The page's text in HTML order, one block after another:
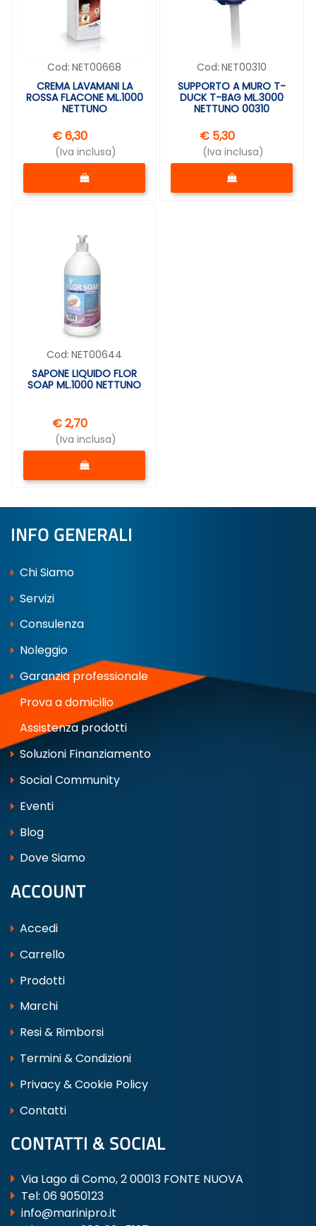
Cod: NET00668
CREMA LAVAMANI LA
ROSSA FLACONE ML.1000
NETTUNO
€ 6,30
(Iva inclusa)
Quantità
Cod: NET00310
SUPPORTO A MURO T-
DUCK T-BAG ML.3000
NETTUNO 00310
€ 5,30
(Iva inclusa)
Quantità
Cod: NET00644
SAPONE LIQUIDO FLOR
SOAP ML.1000 NETTUNO
€ 2,70
(Iva inclusa)
Quantità
INFO GENERALI
Chi Siamo
Servizi
Consulenza
Noleggio
Garanzia professionale
Prova a domicilio
Assistenza prodotti
Soluzioni Finanziamento
Social Community
Eventi
Blog
Dove Siamo
ACCOUNT
Accedi
Carrello
Prodotti
Marchi
Resi & Rimborsi
Termini & Condizioni
Privacy & Cookie Policy
Contatti
CONTATTI & SOCIAL
Via Lago di Como, 2 00013 FONTE NUOVA
Tel: 06 9050123
info@marinipro.it